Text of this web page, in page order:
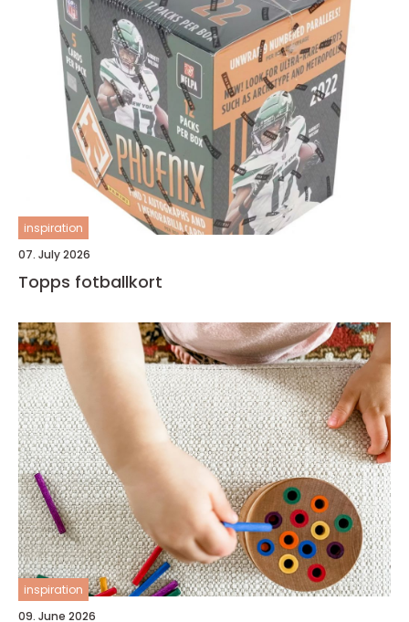
inspiration
07. July 2026
Topps fotballkort
inspiration
09. June 2026